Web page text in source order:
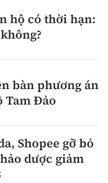
hộ có thời hạn:
bàn phương án
Tam Đảo
Shopee gỡ bỏ
dược giảm